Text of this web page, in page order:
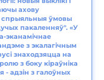
ахову
спрыяльныя ўмовы
пакаленняў". «У
эканамічнае
з экалагічным
знаходзяцца на
з боку кіраўніка
- адзін з галоўных